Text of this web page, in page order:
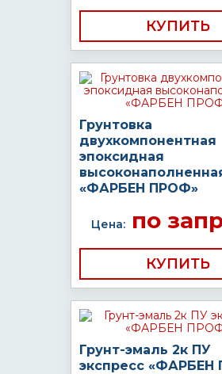
КУПИТЬ
Грунтовка
двухкомпонентная
эпоксидная
«ФАРБЕН ПРОФ»
Цена:по
КУПИТЬ
Грунт-эмаль 2к ПУ
экспресс «ФАРБЕН